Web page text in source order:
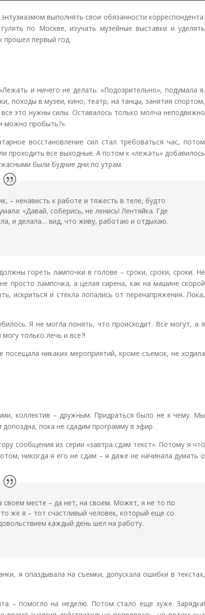
выполнять свои обязанности корреспондента.
по Москве, изучать музейные выставки и уделять
прошел первый год.
и ничего не делать. «Подозрительно», подумала я.
походы в музеи, кино, театр, на танцы, занятия спортом,
это нужны силы. Оставалось только молча неподвижно
можно пробыть?».
восстановление сил стал требоваться час, потом
проходить все выходные. А потом к «лежать» добавилось
были будние дни по утрам.
– ненависть к работе и тяжесть в теле, будто
«Давай, соберись, не ленись! Лентяйка. Где
и делала… вид, что живу, работаю и отдыхаю.
гореть лампочки в голове – сроки, сроки, сроки. Не
просто лампочка, а целая сирена, как на машине скорой
искриться и стекла лопались от перенапряжения. Пока,
Я не могла понять, что происходит. Все могут, а я
только лечь и все?!
посещала никаких мероприятий, кроме съемок, не ходила
коллектив – дружным. Придраться было не к чему. Мы
пока не сдадим программу в эфир.
сообщения из серии «завтра сдам текст». Потому я что
никогда я его не сдам – я даже не начинала думать о
месте – да нет, на своем. Может, я не то по
же я – тот счастливый человек, который еще со
каждый день шел на работу.
я опаздывала на съемки, допускала ошибки в текстах,
– помогло на неделю. Потом стало еще хуже. Зарядка!